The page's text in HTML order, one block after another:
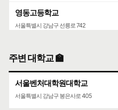
영동고등학교
서울특별시 강남구 선릉로 742
서울특별시 강남구 압구정로61길 36
주변 대학교 🏫
서울벤처대학원대학교
서울특별시 강남구 봉은사로 405